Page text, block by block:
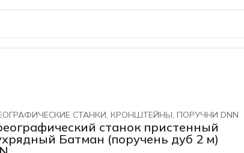
СТАНКИ, КРОНШТЕЙНЫ, ПОРУЧНИ DNN
›
станок пристенный
Батман (поручень дуб 2 м)